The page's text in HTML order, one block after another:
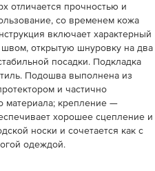
отличается прочностью и
со временем кожа
включает характерный
открытую шнуровку на два
посадки. Подкладка
Подошва выполнена из
и частично
материала; крепление —
хорошее сцепление и
носки и сочетается как с
одеждой.